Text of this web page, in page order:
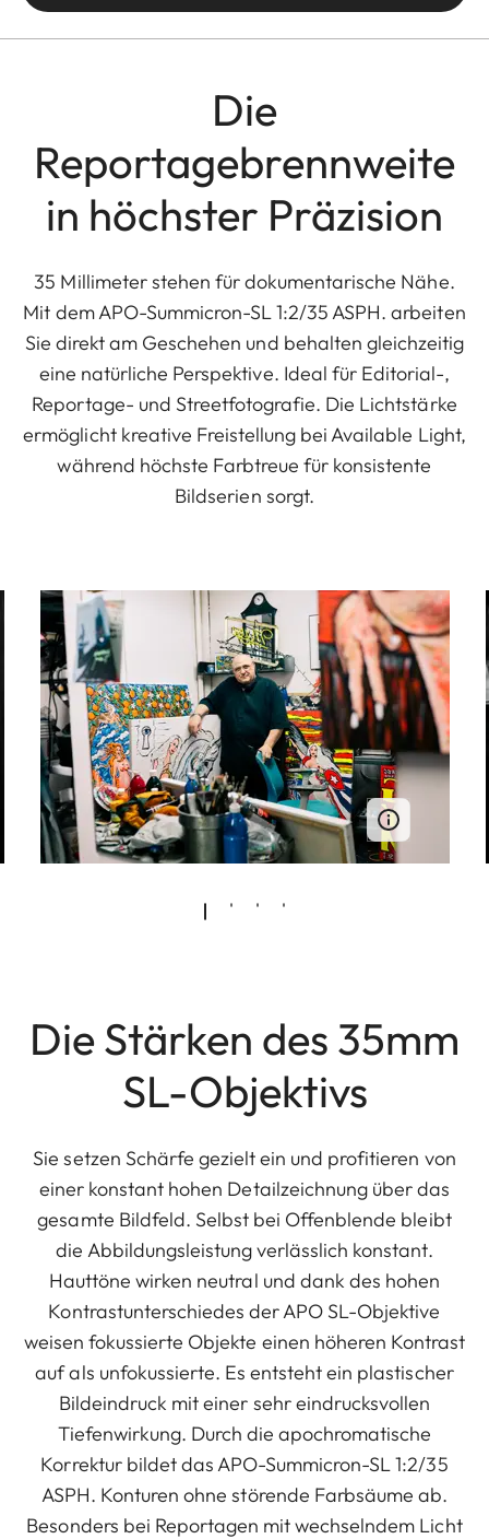
Die
Reportagebrennweite
in höchster Präzision
35 Millimeter stehen für dokumentarische Nähe.
Mit dem APO-Summicron-SL 1:2/35 ASPH. arbeiten
Sie direkt am Geschehen und behalten gleichzeitig
eine natürliche Perspektive. Ideal für Editorial-,
Reportage- und Streetfotografie. Die Lichtstärke
ermöglicht kreative Freistellung bei Available Light,
während höchste Farbtreue für konsistente
Bildserien sorgt.
Die Stärken des 35mm
SL-Objektivs
Sie setzen Schärfe gezielt ein und profitieren von
einer konstant hohen Detailzeichnung über das
gesamte Bildfeld. Selbst bei Offenblende bleibt
die Abbildungsleistung verlässlich konstant.
Hauttöne wirken neutral und dank des hohen
Kontrastunterschiedes der APO SL-Objektive
weisen fokussierte Objekte einen höheren Kontrast
auf als unfokussierte. Es entsteht ein plastischer
Bildeindruck mit einer sehr eindrucksvollen
Tiefenwirkung. Durch die apochromatische
Korrektur bildet das APO-Summicron-SL 1:2/35
ASPH. Konturen ohne störende Farbsäume ab.
Besonders bei Reportagen mit wechselndem Licht